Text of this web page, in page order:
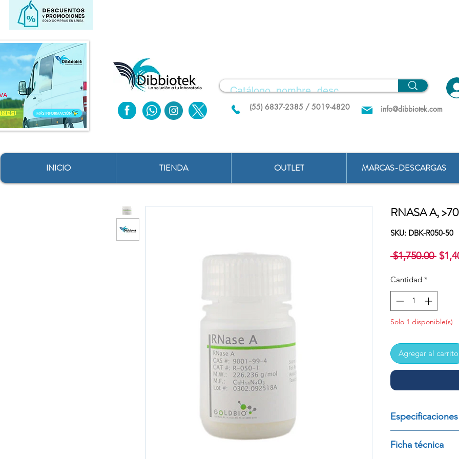
(55) 6837-2385 / 5019-4820 info@dibbiotek.com
INICIO TIENDA OUTLET MARCAS-DESCARGAS
RNASA A,
SKU: DBK-R050-50
$1,750.00
Cantidad *
Solo 1 disponible(s)
Agregar al carrito
Ficha técnica